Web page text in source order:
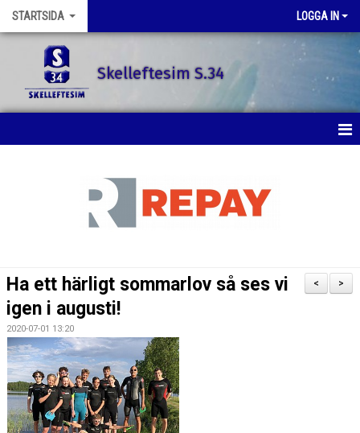
STARTSIDA LOGGA IN
Skelleftesim S.34
TÄVLINGAR
KONTAKT
KALENDER
KLUBBKLÄDER
>
<
Ha ett härligt sommarlov så ses vi
igen i augusti!
2020-07-01 13:20